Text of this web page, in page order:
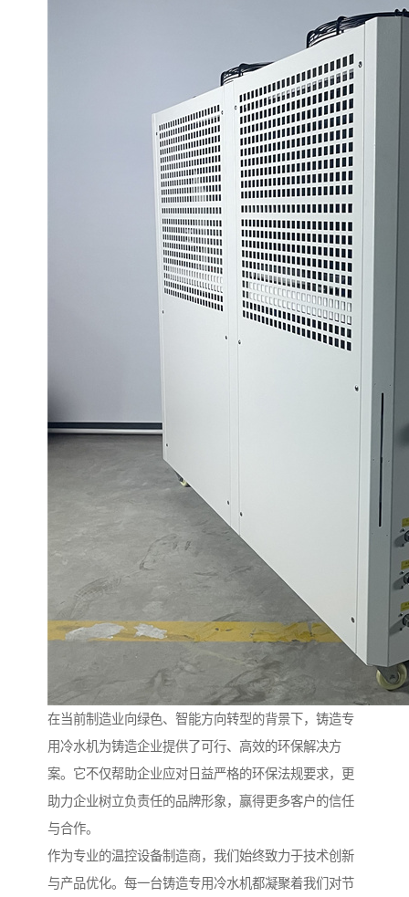
在当前制造业向绿色、智能方向转型的背景下，铸造专
用冷水机为铸造企业提供了可行、高效的环保解决方
案。它不仅帮助企业应对日益严格的环保法规要求，更
助力企业树立负责任的品牌形象，赢得更多客户的信任
与合作。
作为专业的温控设备制造商，我们始终致力于技术创新
与产品优化。每一台铸造专用冷水机都凝聚着我们对节